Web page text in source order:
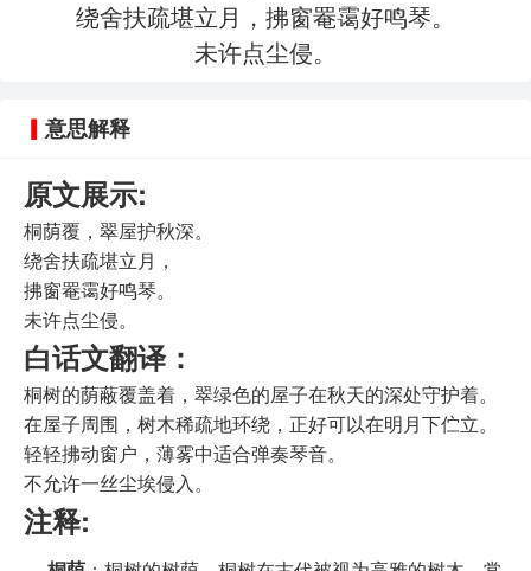
绕舍扶疏堪立月，拂窗罨霭好鸣琴。
未许点尘侵。
意思解释
原文展示:
桐荫覆，翠屋护秋深。
绕舍扶疏堪立月，
拂窗罨霭好鸣琴。
未许点尘侵。
白话文翻译：
桐树的荫蔽覆盖着，翠绿色的屋子在秋天的深处守护着。
在屋子周围，树木稀疏地环绕，正好可以在明月下伫立。
轻轻拂动窗户，薄雾中适合弹奏琴音。
不允许一丝尘埃侵入。
注释: